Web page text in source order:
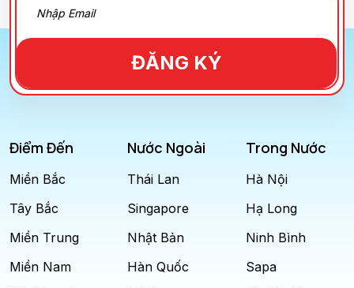
ĐĂNG KÝ
Điểm Đến
Miền Bắc
Tây Bắc
Miền Trung
Miền Nam
Nước Ngoài
Thái Lan
Singapore
Nhật Bản
Hàn Quốc
Trong Nước
Hà Nội
Hạ Long
Ninh Bình
Sapa